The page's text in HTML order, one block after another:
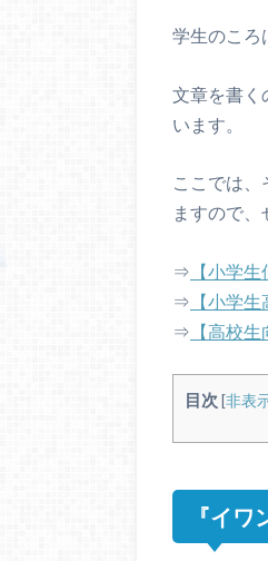
学生のころ
文章を書く
います。
ここでは
ますので、
⇒ 【小学
⇒ 【小学
⇒ 【高校
目次 [非表
『イワ